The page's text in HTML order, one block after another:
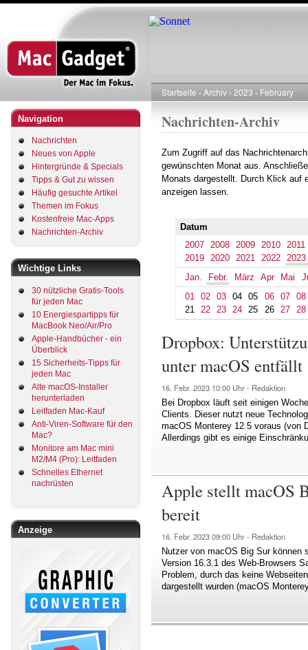
Direkt
zum
Navigation
Nachrichten
Neues von Apple
Hintergründe & Specials
Tipps & Gut zu wissen
Häufig gesuchte Artikel
Themen im Fokus
Kostenfreie Mac-Apps
Nachrichten-Archiv
Wichtige Links
30 nützliche Gratis-Tools
für jeden Mac
10 Energiespartipps für
MacBook Neo/Air/Pro
Apple-Handbücher - ein
Überblick
15 Sicherheits-Tipps für
jeden Mac
Alte macOS-Installer
herunterladen
Leitfaden Mac-Kauf
Anti-Viren-Software für den
Mac?
Monitore am Mac mini
M2/M4 (Pro): Leitfaden
Schnelles Ethernet
nachrüsten
Anzeige
Pfadnavigation
Startseite Archiv 2023 February
Nachrichten-Archiv
Zum Zugriff auf das
gewünschten Monat aus.
Monats dargestellt. Durch Klick auf
anzeigen lassen.
Datum
2007
2008 2009 2010
2011
2019
2020 2021 2022
2023
Jan.
Febr. März Apr Mai
01
02 03 04 05 06 07
08
21
22 23 24 25 26 27 28
Dropbox:
unter macOS entfällt
16. Febr. 2023 10:00 Uhr - Redaktion
Bei Dropbox läuft seit einigen
Clients. Dieser nutzt neue
macOS Monterey 12.5 voraus (von
Allerdings gibt es einige
Apple stellt macOS
bereit
16. Febr. 202309:00 Uhr - Redaktion
Nutzer von macOS Big Sur können
Version 16.3.1 des Web-Browsers
Problem, durch das keine
dargestellt wurden (macOS